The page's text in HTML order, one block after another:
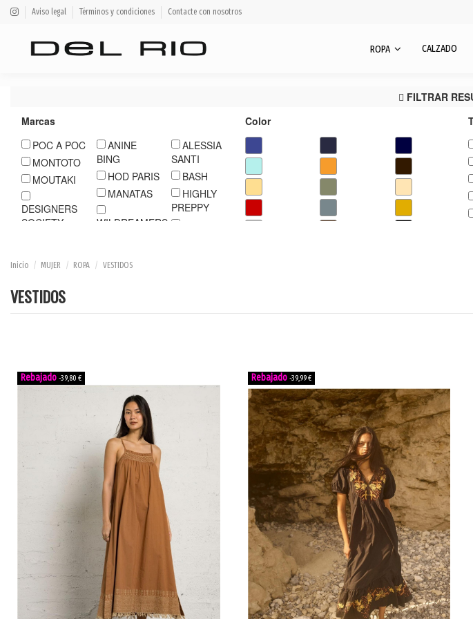
Aviso legal Términos y condiciones Contacte con nosotros
ROPA CALZADO
FILTRAR
Marcas
POC A POC
MONTOTO
MOUTAKI
DESIGNERS
SOCIETY
WEEKEND
SESSUN
ANINE
BING
HOD PARIS
MANATAS
WILDREAMERS
DERMARK
ALESSIA
SANTI
BASH
HIGHLY
PREPPY
Color
Inicio MUJER ROPA VESTIDOS
VESTIDOS
-39,80 € -39,99 €